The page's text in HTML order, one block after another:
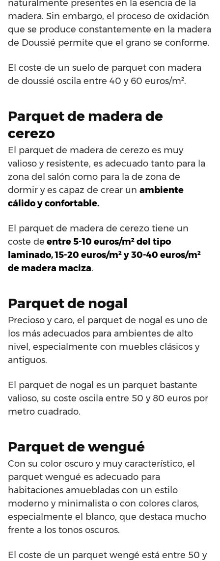
naturalmente presentes en la esencia de la
madera. Sin embargo, el proceso de oxidación
que se produce constantemente en la madera
de Doussié permite que el grano se conforme.
El coste de un suelo de parquet con madera
de doussié oscila entre 40 y 60 euros/m².
Parquet de madera de
cerezo
El parquet de madera de cerezo es muy
valioso y resistente, es adecuado tanto para la
zona del salón como para la de zona de
dormir y es capaz de crear un ambiente
cálido y confortable.
El parquet de madera de cerezo tiene un
coste de entre 5-10 euros/m² del tipo
laminado, 15-20 euros/m² y 30-40 euros/m²
de madera maciza.
Parquet de nogal
Precioso y caro, el parquet de nogal es uno de
los más adecuados para ambientes de alto
nivel, especialmente con muebles clásicos y
antiguos.
El parquet de nogal es un parquet bastante
valioso, su coste oscila entre 50 y 80 euros por
metro cuadrado.
Parquet de wengué
Con su color oscuro y muy característico, el
parquet wengué es adecuado para
habitaciones amuebladas con un estilo
moderno y minimalista o con colores claros,
especialmente el blanco, que destaca mucho
frente a los tonos oscuros.
El coste de un parquet wengé está entre 50 y